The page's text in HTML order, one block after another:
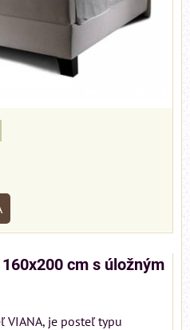
cm s úložným
VIANA, je posteľ typu